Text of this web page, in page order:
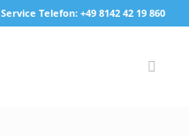
Service Telefon: +49 8142 42 19 860